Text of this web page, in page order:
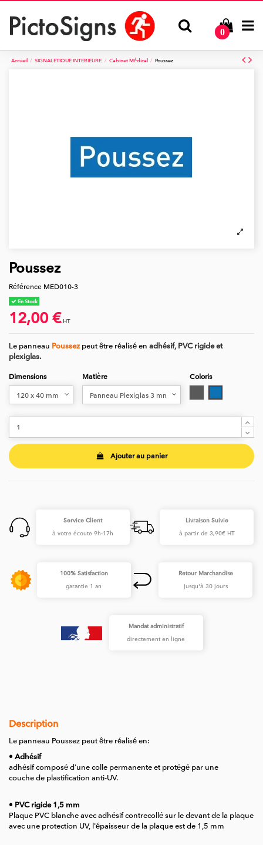
0
Accueil SIGNALETIQUE INTERIEURE Cabinet Médical Poussez
Poussez
Référence MED010-3
En Stock
12,00 € HT
Le panneau Poussezpeut être réalisé en adhésif, PVC rigide et
plexiglas.
Dimensions Matière
Coloris
Ajouter au panier
Service Client
à votre écoute 9h-17h
Livraison Suivie
à partir de 3,90€ HT
100% Satisfaction
garantie 1 an
Retour Marchandise
jusqu'à 30 jours
Mandat administratif
directement en ligne
Description
Le panneau Poussez peut être réalisé en:
• Adhésif
adhésif composé d'une colle permanente et protégé par une
couche de plastification anti-UV.
• PVC rigide 1,5 mm
Plaque PVC blanche avec adhésif contrecollé sur le devant de la plaque
avec une protection UV, l'épaisseur de la plaque est de 1,5 mm